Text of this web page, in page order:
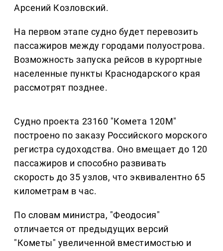
Арсений Козловский.
На первом этапе судно будет перевозить
пассажиров между городами полуострова.
Возможность запуска рейсов в курортные
населенные пункты Краснодарского края
рассмотрят позднее.
Судно проекта 23160 "Комета 120М"
построено по заказу Российского морского
регистра судоходства. Оно вмещает до 120
пассажиров и способно развивать
скорость до 35 узлов, что эквивалентно 65
километрам в час.
По словам министра, "Феодосия"
отличается от предыдущих версий
"Кометы" увеличенной вместимостью и